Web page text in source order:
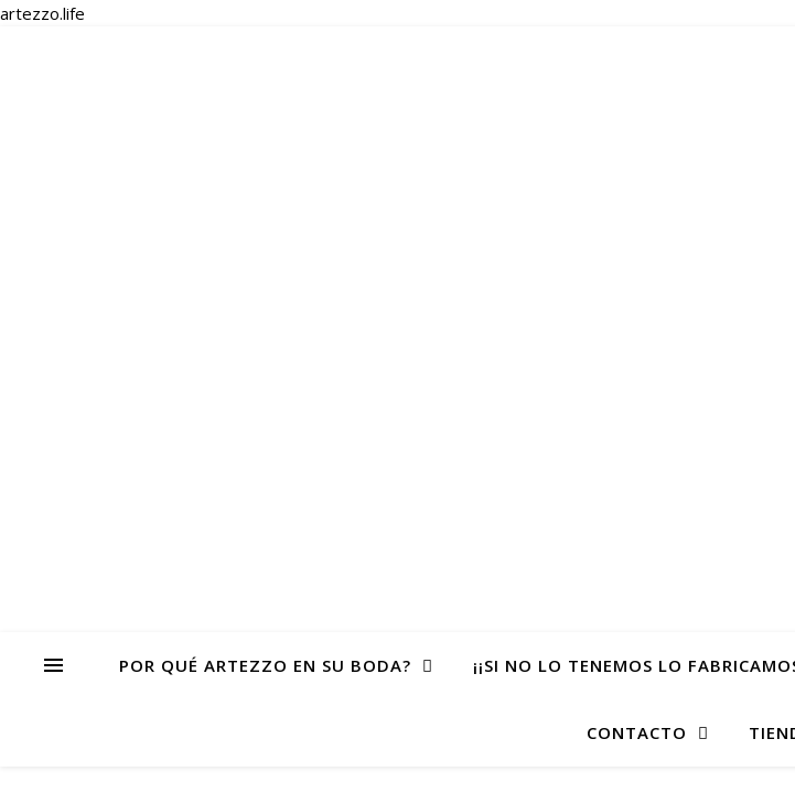
artezzo.life
POR QUÉ ARTEZZO EN SU BODA? ¡¡SI NO LO TENEMOS LO
CONTACTO